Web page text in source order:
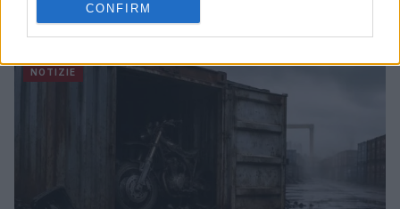
CONFIRM
Continua a leggere
NOTIZIE